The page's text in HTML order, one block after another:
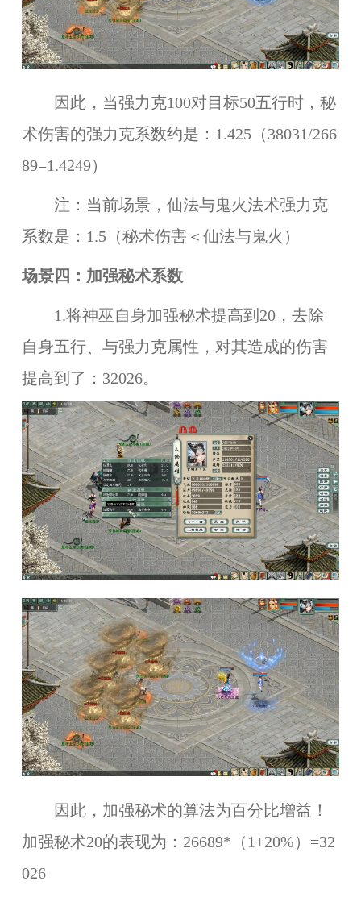
因此，当强力克100对目标50五行时，秘
术伤害的强力克系数约是：1.425（38031/266
89=1.4249）
注：当前场景，仙法与鬼火法术强力克
系数是：1.5（秘术伤害＜仙法与鬼火）
场景四：加强秘术系数
1.将神巫自身加强秘术提高到20，去除
自身五行、与强力克属性，对其造成的伤害
提高到了：32026。
因此，加强秘术的算法为百分比增益！
加强秘术20的表现为：26689*（1+20%）=32
026